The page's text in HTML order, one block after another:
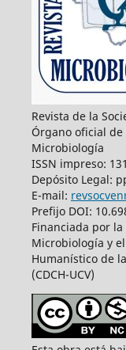
Revista de la
Órgano oficial de
Microbiología
ISSN impreso:
Depósito Legal:
E-mail:
Prefijo DOI:
Financiada por
Microbiología y
Humanístico de
(CDCH-UCV)